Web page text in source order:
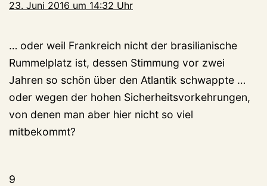
23. Juni 2016 um 14:32 Uhr
… oder weil Frankreich nicht der brasilianische
Rummelplatz ist, dessen Stimmung vor zwei
Jahren so schön über den Atlantik schwappte …
oder wegen der hohen Sicherheitsvorkehrungen,
von denen man aber hier nicht so viel
mitbekommt?
9